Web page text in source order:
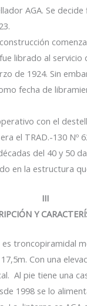
AGA. Se
librado al servicio
de 1924. Sin
fecha de
con el
el TRAD.-130 Nº
del 40 y 50
en la estructura
III
Y
troncopiramidal
Con una
Al pie tiene una
1998 se lo